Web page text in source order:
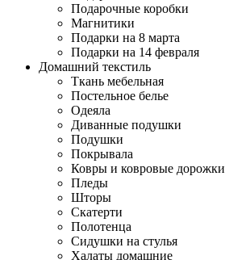
Подарочные коробки
Магнитики
Подарки на 8 марта
Подарки на 14 февраля
Домашний текстиль
Ткань мебельная
Постельное белье
Одеяла
Диванные подушки
Подушки
Покрывала
Ковры и ковровые дорожки
Пледы
Шторы
Скатерти
Полотенца
Сидушки на стулья
Халаты домашние